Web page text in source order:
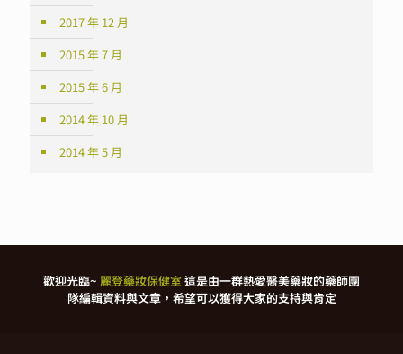
2017 年 12 月
2015 年 7 月
2015 年 6 月
2014 年 10 月
2014 年 5 月
歡迎光臨~ 麗登藥妝保健室這是由一群熱愛醫美藥妝的藥師團
隊編輯資料與文章，希望可以獲得大家的支持與肯定